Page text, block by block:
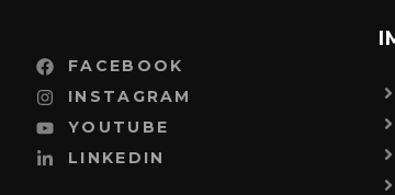
FACEBOOK
INSTAGRAM
YOUTUBE
LINKEDIN